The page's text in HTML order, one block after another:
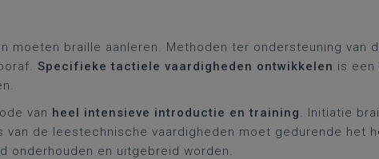
moeten braille aanleren. Methoden ter ondersteuning van
Specifieke tactiele vaardigheden ontwikkelen is een
van heel intensieve introductie en training. Initiatie
van de leestechnische vaardigheden moet gedurende het
onderhouden en uitgebreid worden.